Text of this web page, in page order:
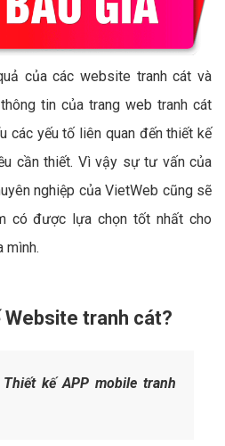
của các website tranh cát và
tin của trang web tranh cát
các yếu tố liên quan đến thiết kế
cần thiết. Vì vậy sự tư vấn của
nghiệp của VietWeb cũng sẽ
có được lựa chọn tốt nhất cho
mình.
Website tranh cát?
Thiết kế APP mobile tranh